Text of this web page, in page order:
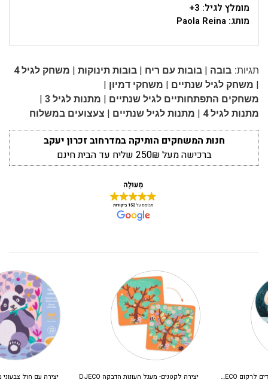
מומלץ לגיל: 3+
מותג: Paola Reina
תגיות: בובה | בובות עם ריח | בובות תינוקות | משחק לגיל 4
| משחק לגיל שנתיים | משחקי דמיון |
משחקים התפתחותיים לגיל שנתיים | מתנות לגיל 3 |
מתנות לגיל 4 | מתנות לגיל שנתיים | צעצועים במשלוח
חנות המשחקים הותיקה במדרחוב זכרון יעקב
ברכישה מעל 250₪ שליח עד הבית חינם
יצירה לקטנים- מעגל העונות הדבקה DJECO יצירה עם חול צבעוני מנצנץ – חיות מתוקות DJECO